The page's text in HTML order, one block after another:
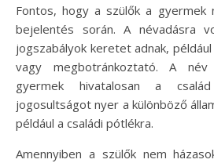
Fontos, hogy a szülők a gyermek
bejelentés során. A névadásra
jogszabályok keretet adnak,
vagy megbotránkoztató. A
gyermek hivatalosan a
jogosultságot nyer a különböző
például a családi pótlékra.
Amennyiben a szülők nem